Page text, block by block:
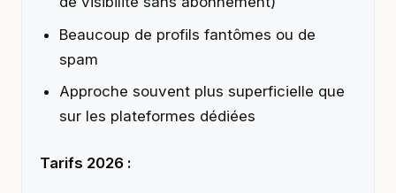
Beaucoup de profils fantômes ou de
spam
Approche souvent plus superficielle que
sur les plateformes dédiées
Tarifs 2026 :